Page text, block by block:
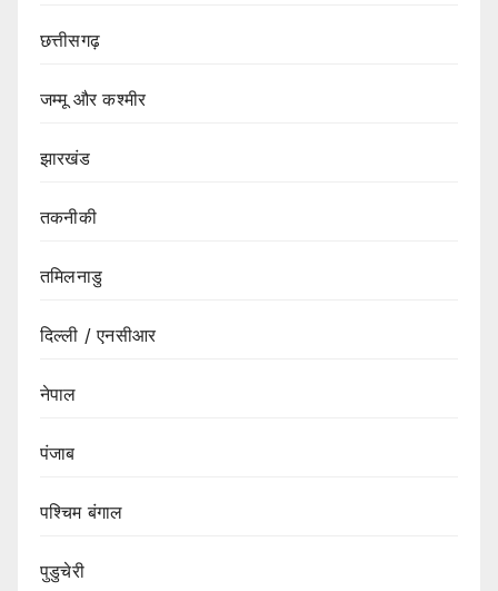
छत्तीसगढ़
जम्मू और कश्मीर
झारखंड
तकनीकी
तमिलनाडु
दिल्ली / एनसीआर
नेपाल
पंजाब
पश्चिम बंगाल
पुडुचेरी